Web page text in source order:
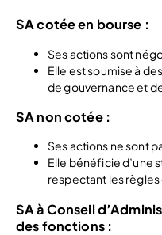
SA cotée en bourse :
Ses actions sont
Elle est soumise à
de gouvernance et
SA non cotée:
Ses actions ne sont
Elle bénéficie d’une
respectant les règles
SA à Conseil
des fonctions: